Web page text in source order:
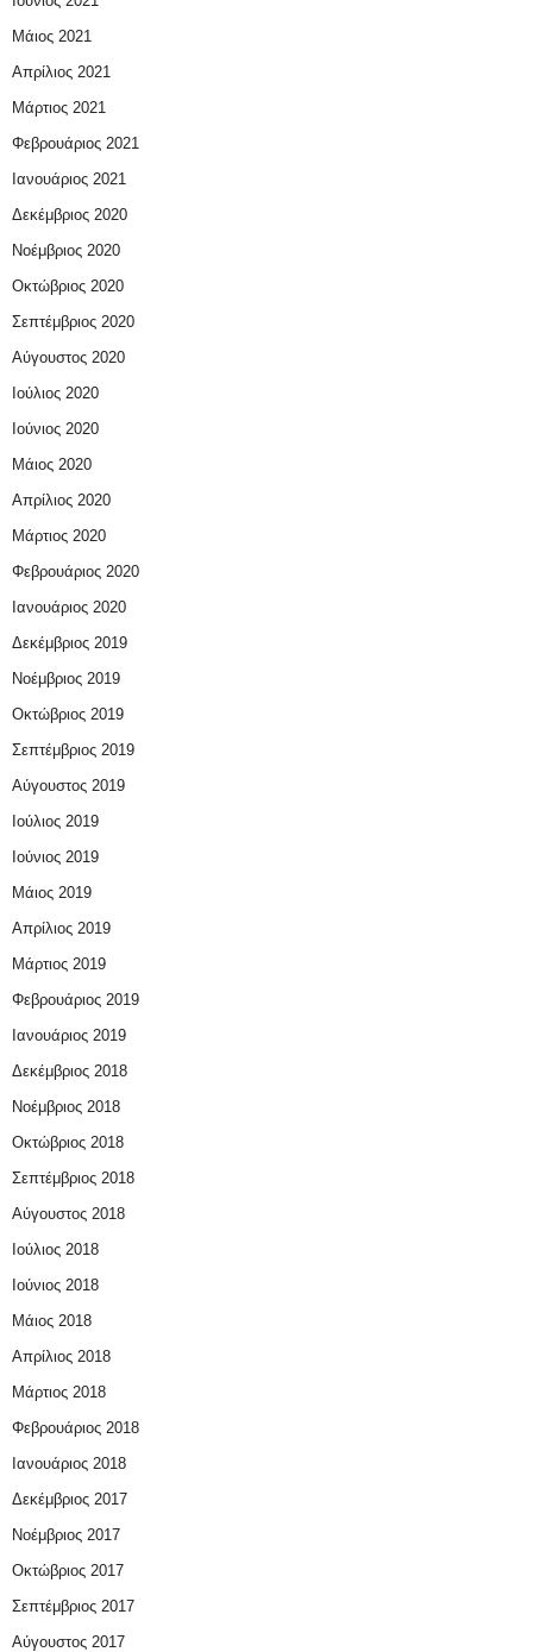
Μάιος 2021
Απρίλιος 2021
Μάρτιος 2021
Φεβρουάριος 2021
Ιανουάριος 2021
Δεκέμβριος 2020
Νοέμβριος 2020
Οκτώβριος 2020
Σεπτέμβριος 2020
Αύγουστος 2020
Ιούλιος 2020
Ιούνιος 2020
Μάιος 2020
Απρίλιος 2020
Μάρτιος 2020
Φεβρουάριος 2020
Ιανουάριος 2020
Δεκέμβριος 2019
Νοέμβριος 2019
Οκτώβριος 2019
Σεπτέμβριος 2019
Αύγουστος 2019
Ιούλιος 2019
Ιούνιος 2019
Μάιος 2019
Απρίλιος 2019
Μάρτιος 2019
Φεβρουάριος 2019
Ιανουάριος 2019
Δεκέμβριος 2018
Νοέμβριος 2018
Οκτώβριος 2018
Σεπτέμβριος 2018
Αύγουστος 2018
Ιούλιος 2018
Ιούνιος 2018
Μάιος 2018
Απρίλιος 2018
Μάρτιος 2018
Φεβρουάριος 2018
Ιανουάριος 2018
Δεκέμβριος 2017
Νοέμβριος 2017
Οκτώβριος 2017
Σεπτέμβριος 2017
Αύγουστος 2017